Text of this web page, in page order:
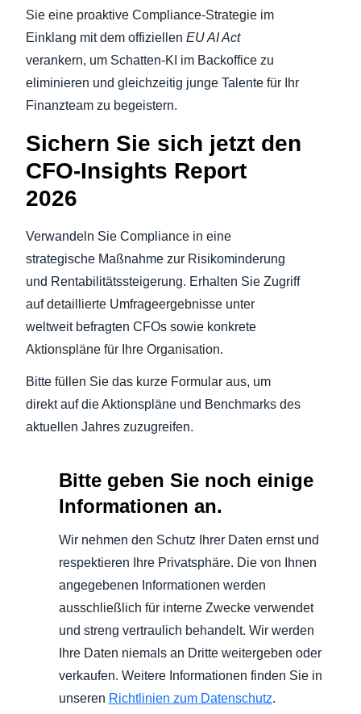
Sie eine proaktive Compliance-Strategie im
Einklang mit dem offiziellen EU AI Act
verankern, um Schatten-KI im Backoffice zu
eliminieren und gleichzeitig junge Talente für Ihr
Finanzteam zu begeistern.
Sichern Sie sich jetzt den
CFO-Insights Report
2026
Verwandeln Sie Compliance in eine
strategische Maßnahme zur Risikominderung
und Rentabilitätssteigerung. Erhalten Sie Zugriff
auf detaillierte Umfrageergebnisse unter
weltweit befragten CFOs sowie konkrete
Aktionspläne für Ihre Organisation.
Bitte füllen Sie das kurze Formular aus, um
direkt auf die Aktionspläne und Benchmarks des
aktuellen Jahres zuzugreifen.
Bitte geben Sie noch einige
Informationen an.
Wir nehmen den Schutz Ihrer Daten ernst und
respektieren Ihre Privatsphäre. Die von Ihnen
angegebenen Informationen werden
ausschließlich für interne Zwecke verwendet
und streng vertraulich behandelt. Wir werden
Ihre Daten niemals an Dritte weitergeben oder
verkaufen. Weitere Informationen finden Sie in
unseren Richtlinien zum Datenschutz.